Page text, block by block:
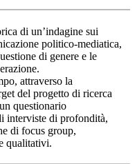
di un’indagine sui
politico-mediatica,
di genere e le
attraverso la
del progetto di ricerca
questionario
interviste di profondità,
di focus group,
qualitativi.